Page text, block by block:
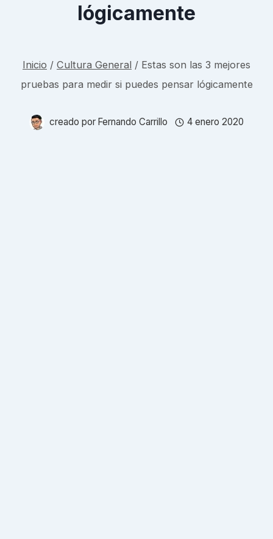
lógicamente
Inicio / Cultura General / Estas son las 3 mejores
pruebas para medir si puedes pensar lógicamente
creado por Fernando Carrillo 4 enero 2020